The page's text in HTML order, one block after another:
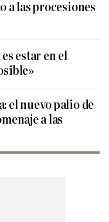
a las procesiones
estar en el
el nuevo palio de
a las